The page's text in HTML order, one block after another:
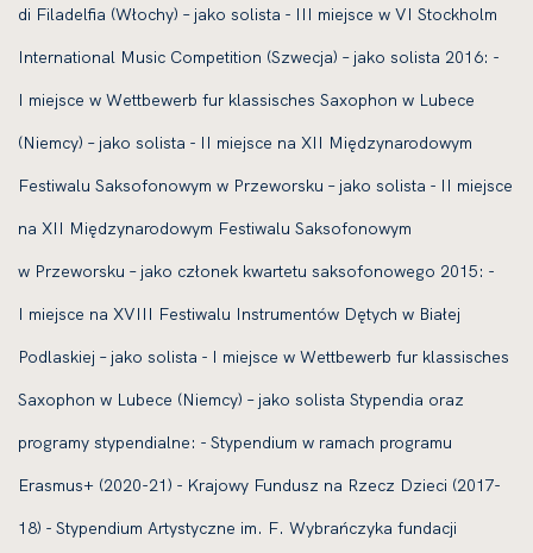
di Filadelfia (Włochy) – jako solista - III miejsce w VI Stockholm
International Music Competition (Szwecja) – jako solista 2016: -
I miejsce w Wettbewerb fur klassisches Saxophon w Lubece
(Niemcy) – jako solista - II miejsce na XII Międzynarodowym
Festiwalu Saksofonowym w Przeworsku – jako solista - II miejsce
na XII Międzynarodowym Festiwalu Saksofonowym
w Przeworsku – jako członek kwartetu saksofonowego 2015: -
I miejsce na XVIII Festiwalu Instrumentów Dętych w Białej
Podlaskiej – jako solista - I miejsce w Wettbewerb fur klassisches
Saxophon w Lubece (Niemcy) – jako solista Stypendia oraz
programy stypendialne: - Stypendium w ramach programu
Erasmus+ (2020-21) - Krajowy Fundusz na Rzecz Dzieci (2017-
18) - Stypendium Artystyczne im. F. Wybrańczyka fundacji